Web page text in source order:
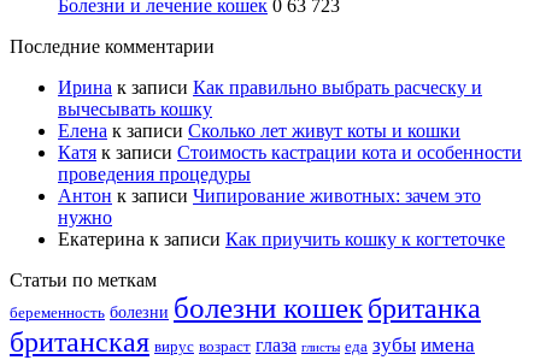
Болезни и лечение кошек 0 63 723
Последние комментарии
Ирина к записи Как правильно выбрать расческу и
вычесывать кошку
Елена к записи Сколько лет живут коты и кошки
Катя к записи Стоимость кастрации кота и особенности
проведения процедуры
Антон к записи Чипирование животных: зачем это
нужно
Екатерина к записи Как приучить кошку к когтеточке
Статьи по меткам
беременность болезни болезни кошекбританка
британская вирус возраст глаза глисты еда зубы имена